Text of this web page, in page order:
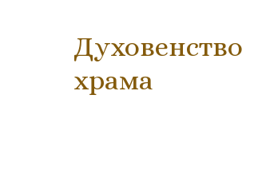
Духовенство
храма